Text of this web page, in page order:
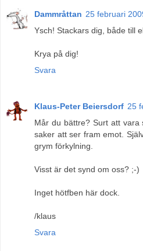
Dammråttan 25 februari
Ysch! Stackars dig, både till
Krya på dig!
Svara
Klaus-Peter Beiersdorf 25
Mår du bättre? Surt att
saker att ser fram emot.
grym förkylning.
Visst är det synd om oss? ;-)
Inget hötfben här dock.
/klaus
Svara